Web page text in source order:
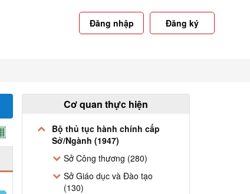
Đăng nhập Đăng ký
Cơ quan thực hiện
Bộ thủ tục hành chính cấp
Sở/Ngành (1947)
Sở Công thương (280)
Sở Giáo dục và Đào tạo
(130)